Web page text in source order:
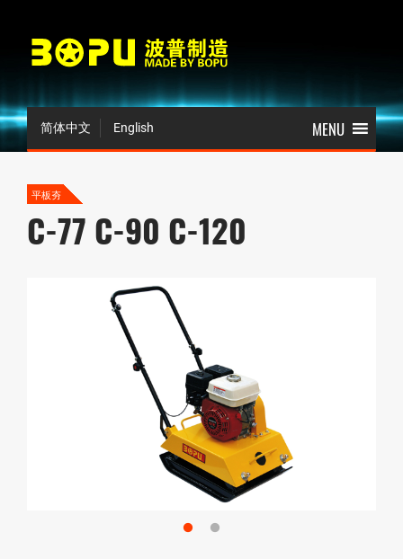
简体中文 English
平板夯
C-77 C-90 C-120